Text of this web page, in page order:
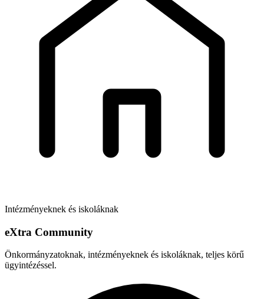
Intézményeknek és iskoláknak
eXtra Community
Önkormányzatoknak, intézményeknek és iskoláknak, teljes körű
ügyintézéssel.